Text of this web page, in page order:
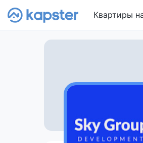
Квартиры